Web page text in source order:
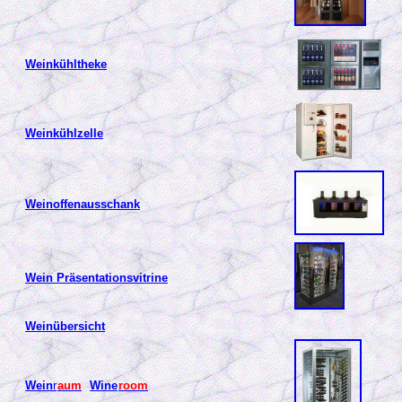
Weinkühltheke
Weinkühlzelle
Weinoffenausschank
Wein Präsentationsvitrine
Weinübersicht
Weinraum Wineroom